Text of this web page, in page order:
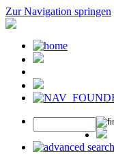
Zur Navigation springen